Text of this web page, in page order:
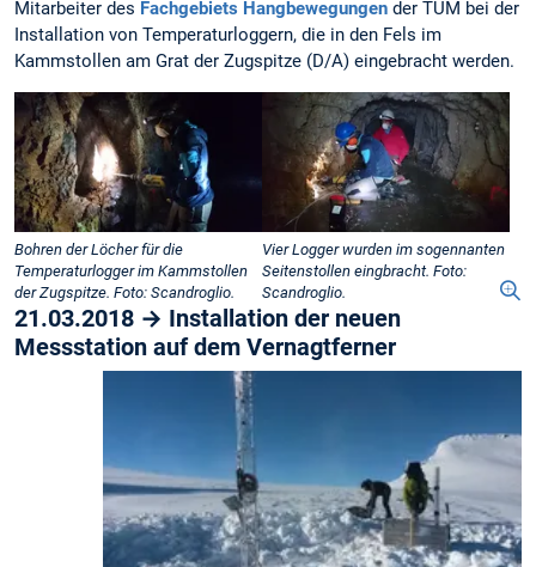
Mitarbeiter des Fachgebiets Hangbewegungen der TUM bei der
Installation von Temperaturloggern, die in den Fels im
Kammstollen am Grat der Zugspitze (D/A) eingebracht werden.
Bohren der Löcher für die
Temperaturlogger im Kammstollen
der Zugspitze. Foto: Scandroglio.
Vier Logger wurden im sogennanten
Seitenstollen eingbracht. Foto:
Scandroglio.
21.03.2018 → Installation der neuen
Messstation auf dem Vernagtferner